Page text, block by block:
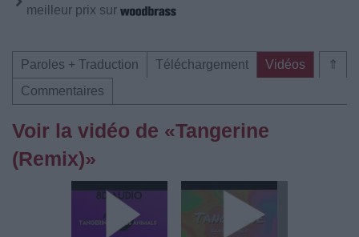
meilleur prix sur
⇑
Paroles + Traduction Téléchargement
Vidéos
Commentaires
Voir la vidéo de «Tangerine
(Remix)»